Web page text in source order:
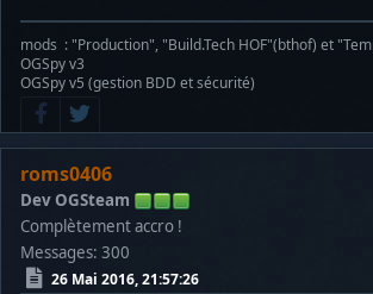
mods : "Production", "Build.Tech HOF"(bthof) et
OGSpy v3
OGSpy v5 (gestion BDD et sécurité)
roms0406
Dev OGSteam
Complètement accro !
Messages: 300
26 Mai 2016, 21:57:26